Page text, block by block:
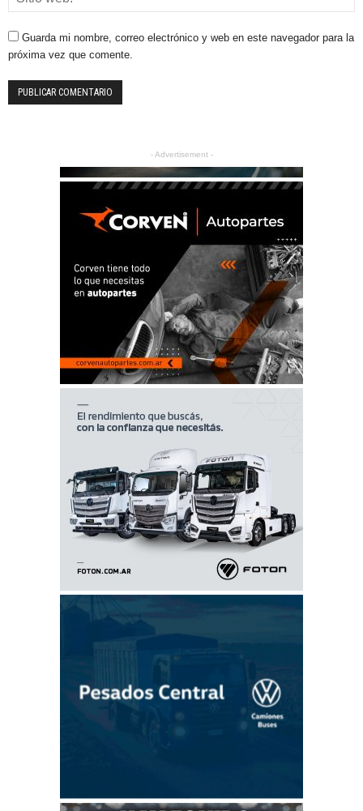
Guarda mi nombre, correo electrónico y web en este navegador para la
próxima vez que comente.
- Advertisement -